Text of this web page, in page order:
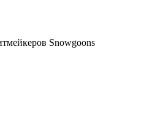
Snowgoons